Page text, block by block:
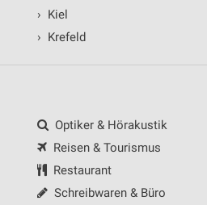
› Kiel
› Krefeld
Optiker & Hörakustik
Reisen & Tourismus
Restaurant
Schreibwaren & Büro